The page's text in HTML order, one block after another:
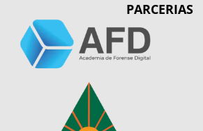
PARCERIAS